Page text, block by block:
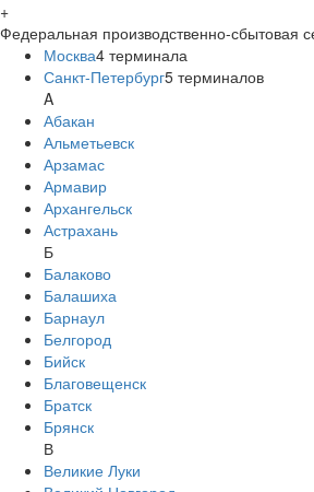
+
Федеральная производственно-сбытовая
Москва4 терминала
Санкт-Петербург5 терминалов
A
Абакан
Альметьевск
Арзамас
Армавир
Архангельск
Астрахань
Б
Балаково
Балашиха
Барнаул
Белгород
Бийск
Благовещенск
Братск
Брянск
В
Великие Луки